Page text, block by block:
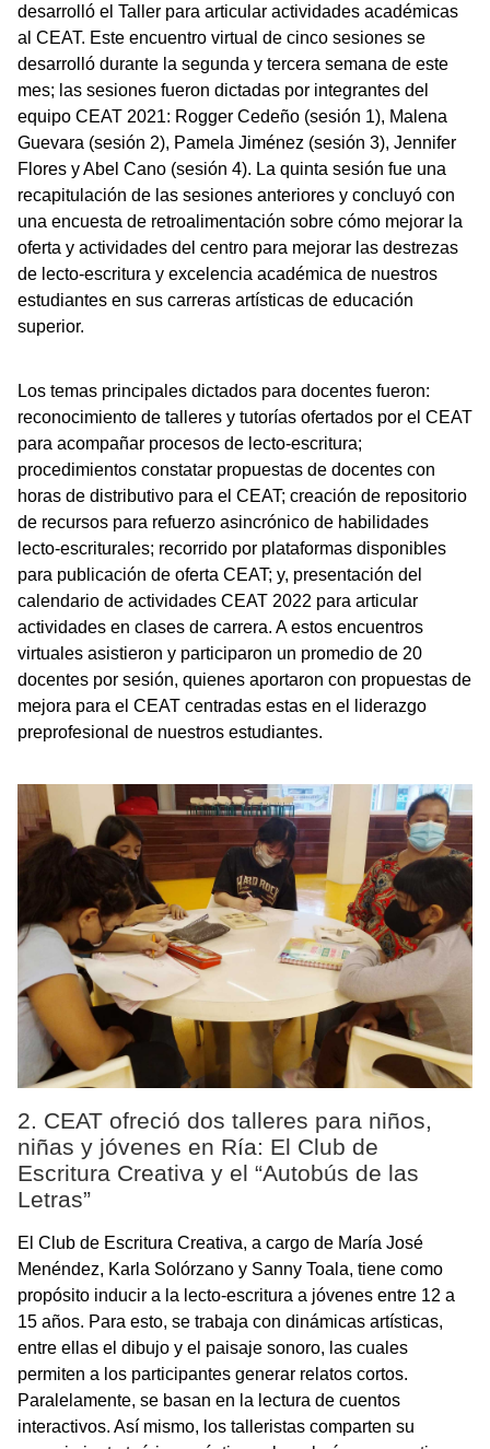
desarrolló el Taller para articular actividades académicas
al CEAT. Este encuentro virtual de cinco sesiones se
desarrolló durante la segunda y tercera semana de este
mes; las sesiones fueron dictadas por integrantes del
equipo CEAT 2021: Rogger Cedeño (sesión 1), Malena
Guevara (sesión 2), Pamela Jiménez (sesión 3), Jennifer
Flores y Abel Cano (sesión 4). La quinta sesión fue una
recapitulación de las sesiones anteriores y concluyó con
una encuesta de retroalimentación sobre cómo mejorar la
oferta y actividades del centro para mejorar las destrezas
de lecto-escritura y excelencia académica de nuestros
estudiantes en sus carreras artísticas de educación
superior.
Los temas principales dictados para docentes fueron:
reconocimiento de talleres y tutorías ofertados por el CEAT
para acompañar procesos de lecto-escritura;
procedimientos constatar propuestas de docentes con
horas de distributivo para el CEAT; creación de repositorio
de recursos para refuerzo asincrónico de habilidades
lecto-escriturales; recorrido por plataformas disponibles
para publicación de oferta CEAT; y, presentación del
calendario de actividades CEAT 2022 para articular
actividades en clases de carrera. A estos encuentros
virtuales asistieron y participaron un promedio de 20
docentes por sesión, quienes aportaron con propuestas de
mejora para el CEAT centradas estas en el liderazgo
preprofesional de nuestros estudiantes.
2. CEAT ofreció dos talleres para niños,
niñas y jóvenes en Ría: El Club de
Escritura Creativa y el “Autobús de las
Letras”
El Club de Escritura Creativa, a cargo de María José
Menéndez, Karla Solórzano y Sanny Toala, tiene como
propósito inducir a la lecto-escritura a jóvenes entre 12 a
15 años. Para esto, se trabaja con dinámicas artísticas,
entre ellas el dibujo y el paisaje sonoro, las cuales
permiten a los participantes generar relatos cortos.
Paralelamente, se basan en la lectura de cuentos
interactivos. Así mismo, los talleristas comparten su